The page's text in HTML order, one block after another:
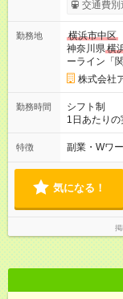
交通費別
勤務地
横浜市中区
神奈川県横
ーライン「
株式会社
勤務時間
シフト制
1日あたり
祝日休み) 週5日勤
3時間～OK
特徴 副業・Wワ
気になる！